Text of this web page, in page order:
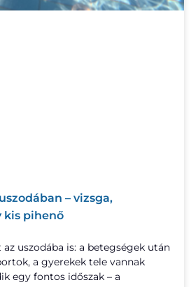
– vizsga,
kis pihenő
uszodába is: a betegségek után
a gyerekek tele vannak
egy fontos időszak – a